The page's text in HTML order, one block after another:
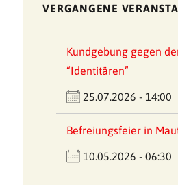
VERGANGENE
Kundgebung gegen
“Identitären”
25.07.2026 - 14:00
Befreiungsfeier in
10.05.2026 - 06:30